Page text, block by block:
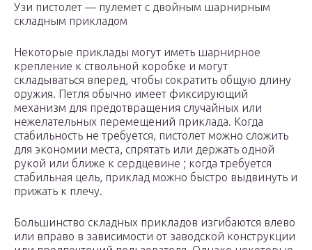
Узи пистолет — пулемет с двойным шарнирным
складным прикладом
Некоторые приклады могут иметь шарнирное
крепление к ствольной коробке и могут
складываться вперед, чтобы сократить общую длину
оружия. Петля обычно имеет фиксирующий
механизм для предотвращения случайных или
нежелательных перемещений приклада. Когда
стабильность не требуется, пистолет можно сложить
для экономии места, спрятать или держать одной
рукой или ближе к сердцевине ; когда требуется
стабильная цель, приклад можно быстро выдвинуть и
прижать к плечу.
Большинство складных прикладов изгибаются влево
или вправо в зависимости от заводской конструкции